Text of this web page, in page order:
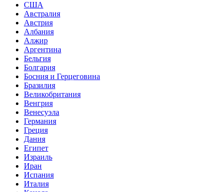
США
Австралия
Австрия
Албания
Алжир
Аргентина
Бельгия
Болгария
Босния и Герцеговина
Бразилия
Великобритания
Венгрия
Венесуэла
Германия
Греция
Дания
Египет
Израиль
Иран
Испания
Италия